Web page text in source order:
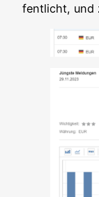
fent­licht, und